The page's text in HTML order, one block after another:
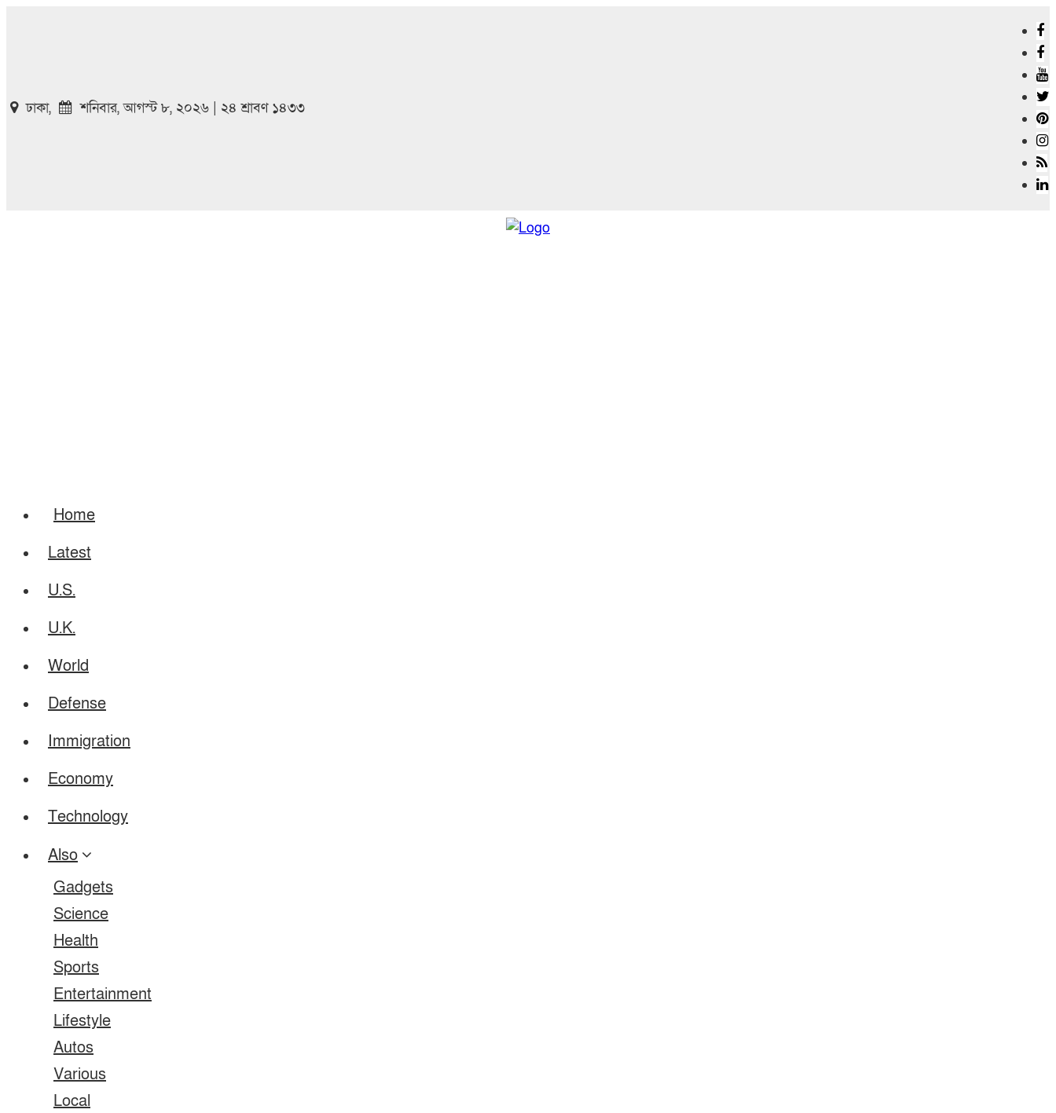
ঢাকা, শনিবার, আগস্ট ৮, ২০২৬ | ২৪ শ্রাবণ ১৪৩৩
Home
Latest
U.S.
U.K.
World
Defense
Immigration
Economy
Technology
Also
Gadgets
Science
Health
Sports
Entertainment
Lifestyle
Autos
Various
Local